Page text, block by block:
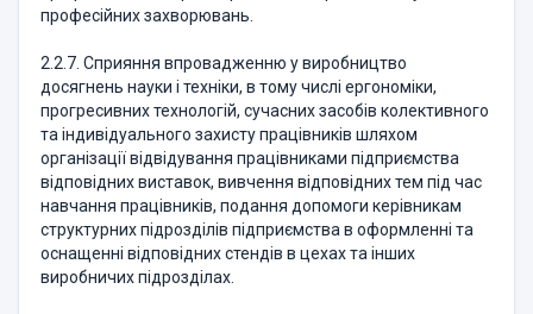
професійних захворювань.
2.2.7. Сприяння впровадженню у виробництво
досягнень науки і техніки, в тому числі ергономіки,
прогресивних технологій, сучасних засобів колективного
та індивідуального захисту працівників шляхом
організації відвідування працівниками підприємства
відповідних виставок, вивчення відповідних тем під час
навчання працівників, подання допомоги керівникам
структурних підрозділів підприємства в оформленні та
оснащенні відповідних стендів в цехах та інших
виробничих підрозділах.